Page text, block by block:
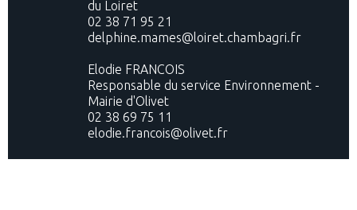
du Loiret
02 38 71 95 21
delphine.mames@loiret.chambagri.fr
Elodie FRANCOIS
Responsable du service Environnement -
Mairie d'Olivet
02 38 69 75 11
elodie.francois@olivet.fr